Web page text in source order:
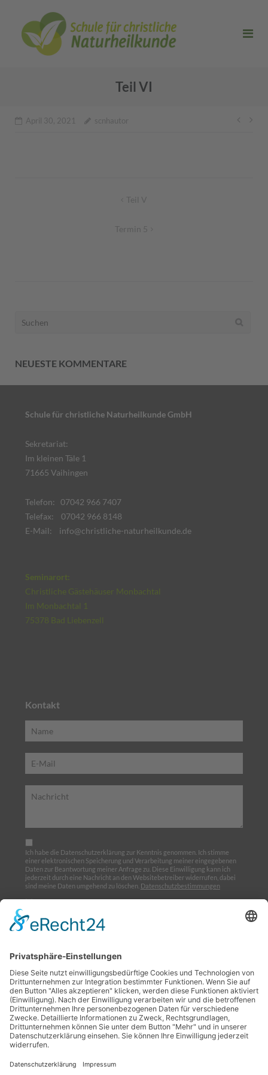
Teil VI
April 30, 2021 scnhautor
BeitragsnavigationTeil V
Termin 5
Suchen
NEUESTE KOMMENTARE
Schule für christliche Naturheilkunde GmbH
Sekretariat:
Im kleinen Täle 1
71665 Vaihingen
Telefon: 07042 966 7407
Telefax: 07042 966 8148
E-Mail: info@christliche-naturheilkunde.de
Seminarort:
Christliche Gästehäuser Monbachtal
Im Monbachtal 1
75378 Bad Liebenzell
Kontakt
Ich habe die Datenschutzerklärung zur Kenntnis genommen. Ich stimme
einer elektronischen Speicherung und Verarbeitung meiner eingegebenen
Daten zur Beantwortung meiner Anfrage zu. Diese Einwilligung kann ich
jederzeit durch eine Nachricht an den Websitebetreiber widerrufen, dabei
sind meine Daten umgehend zu löschen. Datenschutzbestimmungen
Home
Über uns
Ausbildung
Termine
Links